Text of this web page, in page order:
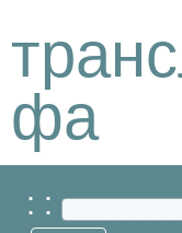
фа
: :